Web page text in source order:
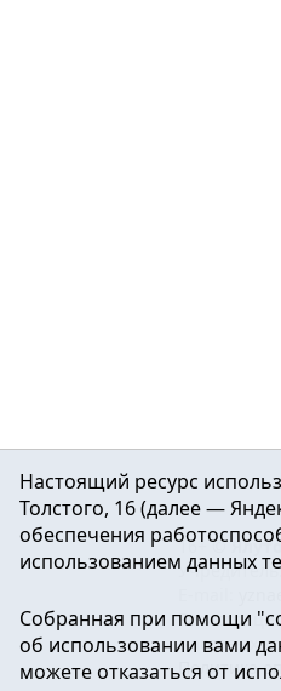
16+ ©
массовых
Политика
Настоящий ресурс
Толстого, 16 (далее —
обеспечения
использованием данных
Собранная при помощи
об использовании вами
можете отказаться от